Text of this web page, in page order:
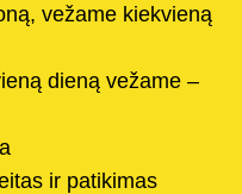
vežame kiekvieną
dieną vežame –
ir patikimas